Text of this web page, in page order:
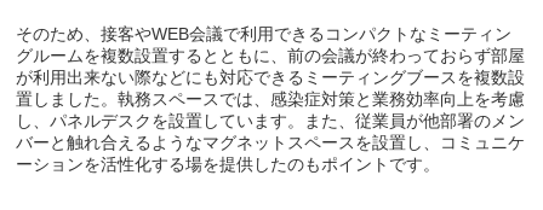
そのため、接客やWEB会議で利用できるコンパクトなミーティン
グルームを複数設置するとともに、前の会議が終わっておらず部屋
が利用出来ない際などにも対応できるミーティングブースを複数設
置しました。執務スペースでは、感染症対策と業務効率向上を考慮
し、パネルデスクを設置しています。また、従業員が他部署のメン
バーと触れ合えるようなマグネットスペースを設置し、コミュニケ
ーションを活性化する場を提供したのもポイントです。